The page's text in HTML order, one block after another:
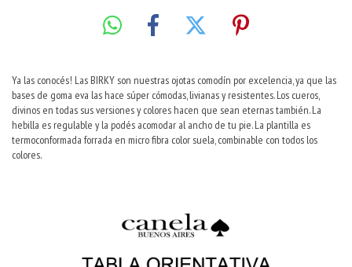
Ya las conocés! Las BIRKY son nuestras ojotas comodín por excelencia, ya que las
bases de goma eva las hace súper cómodas, livianas y resistentes. Los cueros,
divinos en todas sus versiones y colores hacen que sean eternas también. La
hebilla es regulable y la podés acomodar al ancho de tu pie. La plantilla es
termoconformada forrada en micro fibra color suela, combinable con todos los
colores.